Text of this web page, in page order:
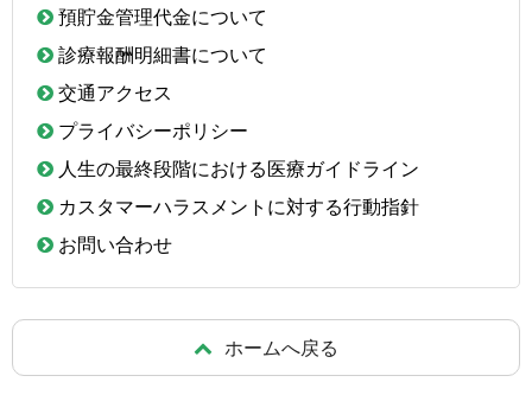
預貯金管理代金について
診療報酬明細書について
交通アクセス
プライバシーポリシー
人生の最終段階における医療ガイドライン
カスタマーハラスメントに対する行動指針
お問い合わせ
ホームへ戻る